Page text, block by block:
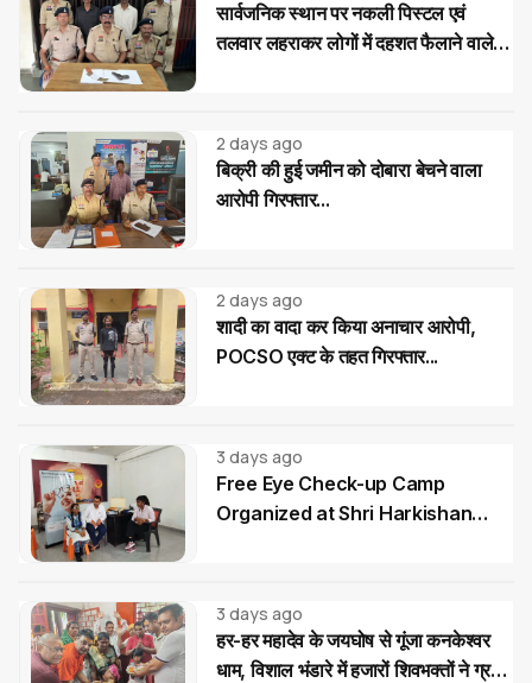
सार्वजनिक स्थान पर नकली पिस्टल एवं
तलवार लहराकर लोगों में दहशत फैलाने वाले
2 days ago
बिक्री की हुई जमीन को दोबारा बेचने वाला
आरोपी गिरफ्तार...
2 days ago
शादी का वादा कर किया अनाचार आरोपी,
POCSO एक्ट के तहत गिरफ्तार...
3 days ago
Free Eye Check-up Camp
Organized at Shri Harkishan
3 days ago
हर-हर महादेव के जयघोष से गूंजा कनकेश्वर
धाम, विशाल भंडारे में हजारों शिवभक्तों ने ग्रहण